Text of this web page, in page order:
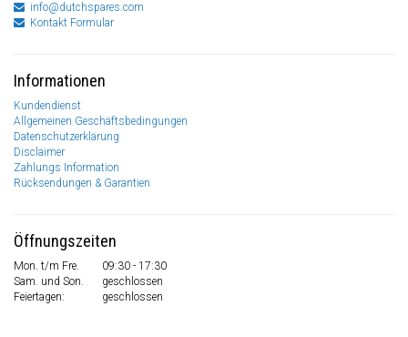
info@dutchspares.com
Kontakt Formular
Informationen
Kundendienst
Allgemeinen Geschäftsbedingungen
Datenschutzerklärung
Disclaimer
Zahlungs Information
Rücksendungen & Garantien
Öffnungszeiten
Mon. t/m Fre.
09:30 - 17:30
Sam. und Son.
geschlossen
Feiertagen:
geschlossen